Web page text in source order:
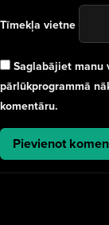
Tīmekļa vietne
Saglabājiet manu
pārlūkprogrammā
komentāru.